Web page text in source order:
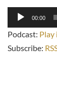
Audio-
Player
00:00
Podcast: Play
Subscribe: